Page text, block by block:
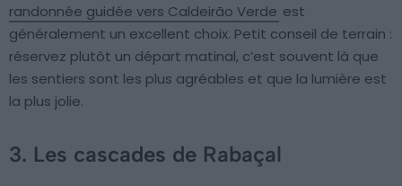
randonnée guidée vers Caldeirão Verde est
généralement un excellent choix. Petit conseil de terrain :
réservez plutôt un départ matinal, c’est souvent là que
les sentiers sont les plus agréables et que la lumière est
la plus jolie.
3. Les cascades de Rabaçal